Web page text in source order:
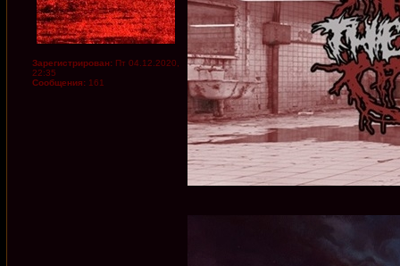
Зарегистрирован: Пт 04.12.2020,
22:35
Сообщения: 161